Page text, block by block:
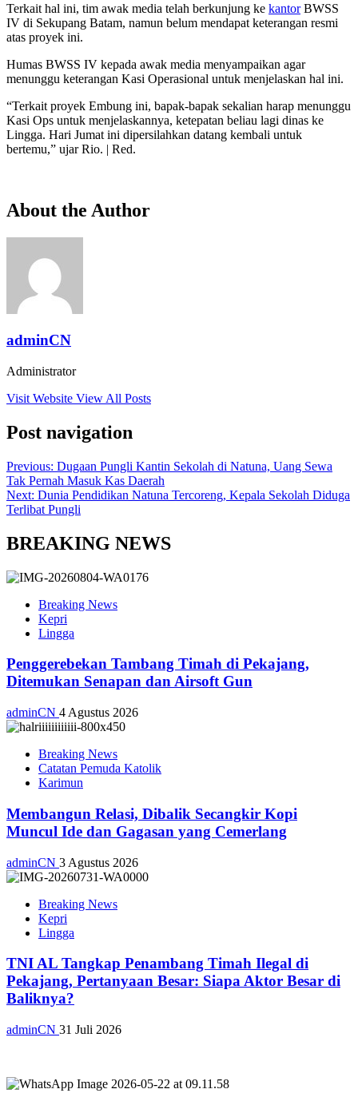
Terkait hal ini, tim awak media telah berkunjung ke kantorBWSS
IV di Sekupang Batam, namun belum mendapat keterangan resmi
atas proyek ini.
Humas BWSS IV kepada awak media menyampaikan agar
menunggu keterangan Kasi Operasional untuk menjelaskan hal ini.
“Terkait proyek Embung ini, bapak-bapak sekalian harap menunggu
Kasi Ops untuk menjelaskannya, ketepatan beliau lagi dinas ke
Lingga. Hari Jumat ini dipersilahkan datang kembali untuk
bertemu,” ujar Rio. | Red.
About the Author
adminCN
Administrator
Visit Website View All Posts
Post navigation
Previous: Dugaan Pungli Kantin Sekolah di Natuna, Uang Sewa
Tak Pernah Masuk Kas Daerah
Next: Dunia Pendidikan Natuna Tercoreng, Kepala Sekolah Diduga
Terlibat Pungli
BREAKING NEWS
Breaking News
Kepri
Lingga
Penggerebekan Tambang Timah di Pekajang,
Ditemukan Senapan dan Airsoft Gun
adminCN 4 Agustus 2026
Breaking News
Catatan Pemuda Katolik
Karimun
Membangun Relasi, Dibalik Secangkir Kopi
Muncul Ide dan Gagasan yang Cemerlang
adminCN 3 Agustus 2026
Breaking News
Kepri
Lingga
TNI AL Tangkap Penambang Timah Ilegal di
Pekajang, Pertanyaan Besar: Siapa Aktor Besar di
Baliknya?
adminCN 31 Juli 2026